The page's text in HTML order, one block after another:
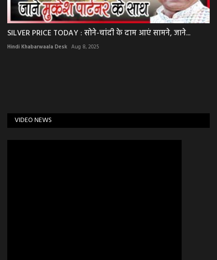
SILVER PRICE TODAY : सोने-चांदी के दाम आएं सामने, जाने...
Hindi Khabarwaala Desk Aug 8, 2025
VIDEO NEWS